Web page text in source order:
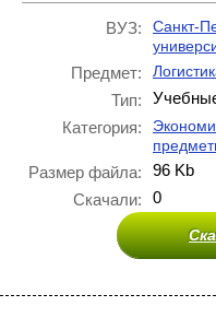
ВУЗ:
Санкт-
Предмет:
Тип:
Категория:
Размер файла:
96 Kb
Скачали:
0